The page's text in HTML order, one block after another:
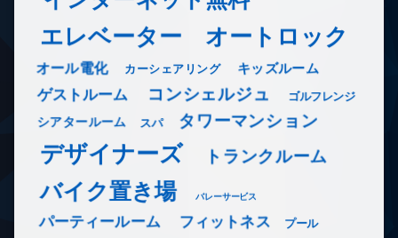
エレベーター オートロック
オール電化 カーシェアリング キッズルーム
ゲストルーム コンシェルジュ ゴルフレンジ
シアタールーム スパ タワーマンション
デザイナーズ トランクルーム
バイク置き場 バレーサービス
パーティールーム フィットネス プール